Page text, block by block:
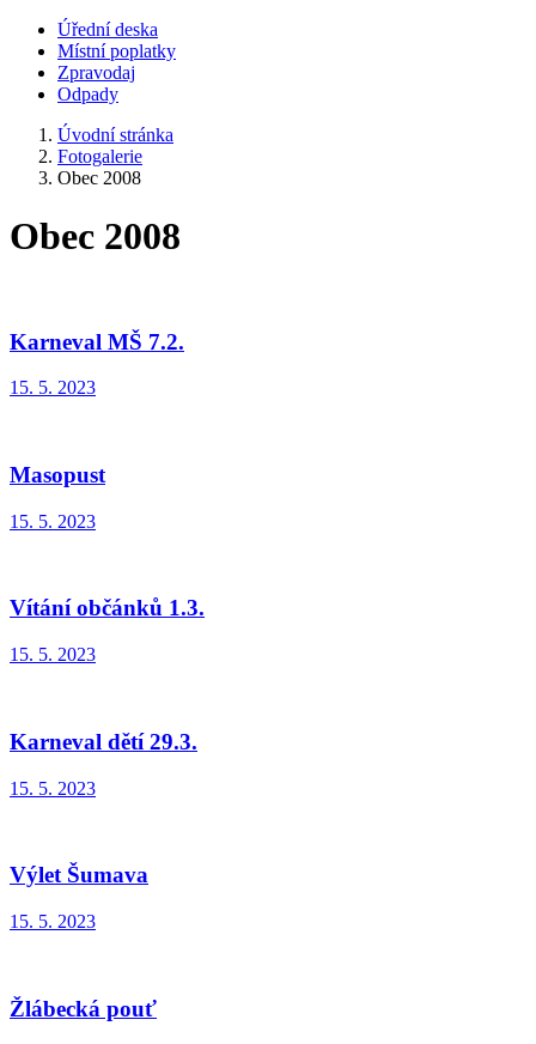
Úřední deska
Místní poplatky
Zpravodaj
Odpady
Úvodní stránka
Fotogalerie
Obec 2008
Obec 2008
Karneval MŠ 7.2.
15. 5. 2023
Masopust
15. 5. 2023
Vítání občánků 1.3.
15. 5. 2023
Karneval dětí 29.3.
15. 5. 2023
Výlet Šumava
15. 5. 2023
Žlábecká pouť